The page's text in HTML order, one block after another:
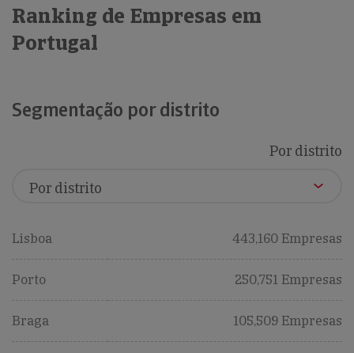
Ranking de Empresas em
Portugal
Segmentação por distrito
Por distrito
Lisboa 443,160 Empresas
Porto 250,751 Empresas
Braga 105,509 Empresas